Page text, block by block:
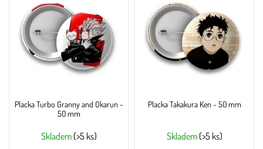
Placka Turbo Granny and Okarun -
50 mm
Skladem (>5 ks)
Placka Takakura Ken - 50 mm
Skladem (>5 ks)